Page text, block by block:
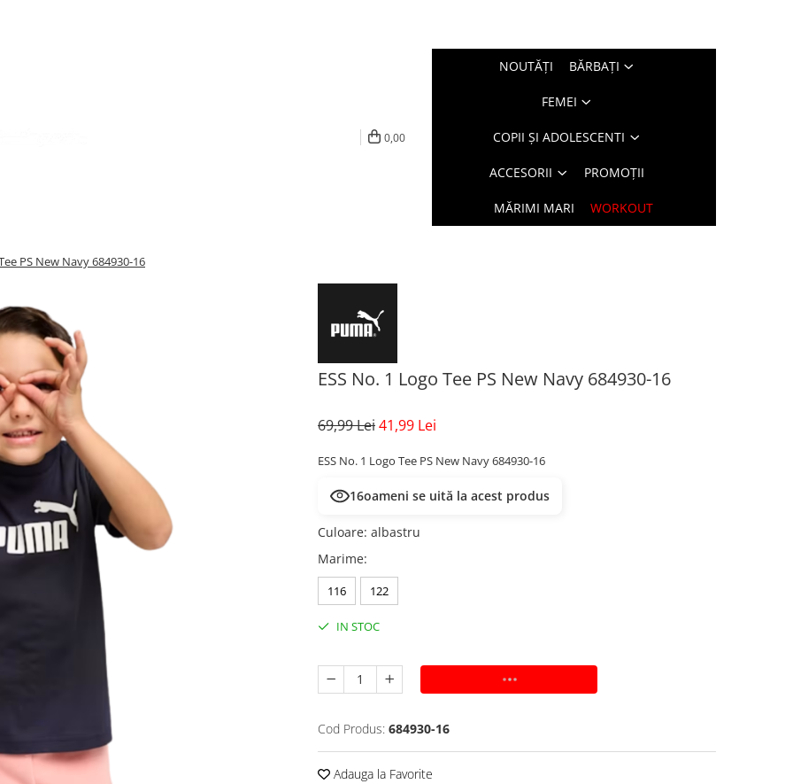
0,00
NOUTĂŢI BĂRBAŢI
FEMEI
COPII ȘI ADOLESCENTI
ACCESORII PROMOȚII
MĂRIMI MARI WORKOUT
PS New Navy 684930-16
ESS No. 1 Logo Tee PS New Navy 684930-16
69,99 Lei41,99 Lei
ESS No. 1 Logo Tee PS New Navy 684930-16
16oameni se uită la acest produs
Culoare: albastru
Marime:
116 122
IN STOC
ADAUGA IN COS
Cod Produs: 684930-16
Adauga la Favorite